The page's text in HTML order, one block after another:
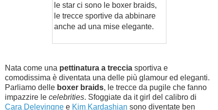
le star ci sono le boxer braids,
le trecce sportive da abbinare
anche ad una mise elegante.
Nata come una pettinatura a treccia sportiva e
comodissima è diventata una delle più glamour ed eleganti.
Parliamo delle boxer braids, le trecce da pugile che fanno
impazzire le celebrities. Sfoggiate da it girl del calibro di
Cara Delevingne e Kim Kardashian sono diventate ben